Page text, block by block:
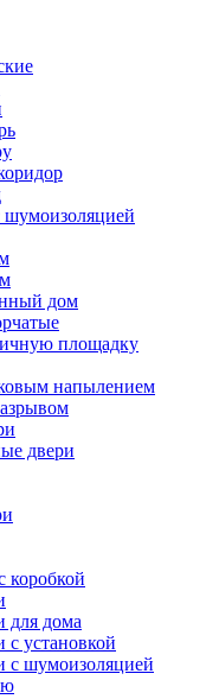
шумоизоляцией
дом
площадку
напылением
двери
коробкой
для дома
с установкой
с шумоизоляцией